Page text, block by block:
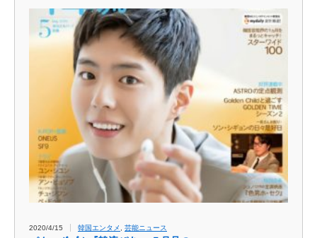
2020/4/15 韓国エンタメ 芸能ニュース